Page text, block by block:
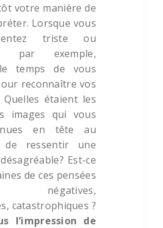
votre manière de
Lorsque vous
triste ou
par exemple,
temps de vous
reconnaître vos
Quelles étaient les
images qui vous
en tête au
de ressentir une
Est-ce
de ces pensées
négatives,
catastrophiques ?
l’impression de